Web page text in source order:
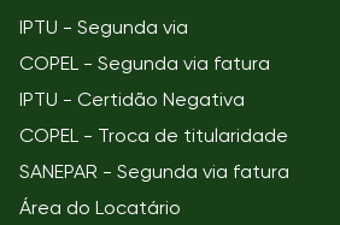
IPTU - Segunda via
COPEL - Segunda via fatura
IPTU - Certidão Negativa
COPEL - Troca de titularidade
SANEPAR - Segunda via fatura
Área do Locatário